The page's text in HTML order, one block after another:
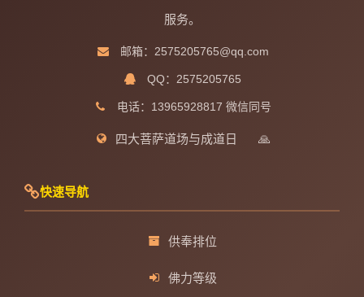
服务。
邮箱：2575205765@qq.com
QQ：2575205765
电话：13965928817 微信同号
四大菩萨道场与成道日 🙏
快速导航
供奉排位
佛力等级